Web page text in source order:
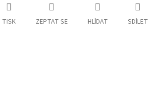
TISK ZEPTAT SE HLÍDAT SDÍLET